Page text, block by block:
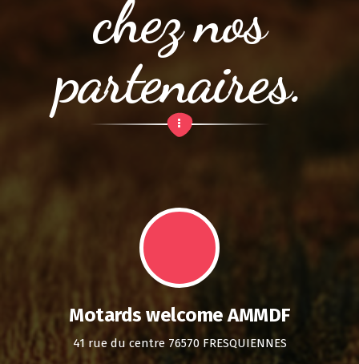
chez nos
partenaires.
Motards welcome AMMDF
41 rue du centre 76570 FRESQUIENNES